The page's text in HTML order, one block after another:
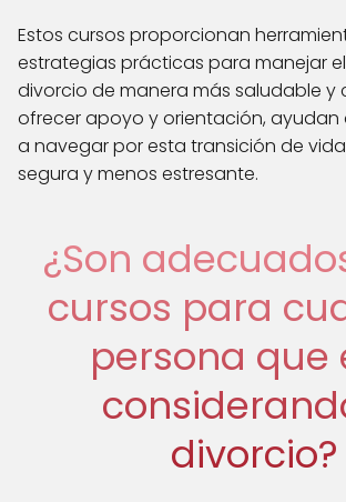
Estos cursos proporcionan
estrategias prácticas para manejar
divorcio de manera más saludable y
ofrecer apoyo y orientación, ayudan
a navegar por esta transición de
segura y menos estresante.
¿Son
cursos para
persona que
divorcio?